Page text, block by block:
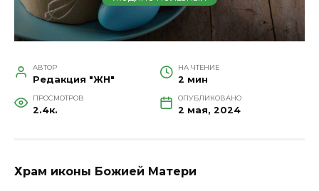
АВТОР
Редакция "ЖН"
НА ЧТЕНИЕ
2 мин
ПРОСМОТРОВ
2.4к.
ОПУБЛИКОВАНО
2 мая, 2024
Храм иконы Божией Матери